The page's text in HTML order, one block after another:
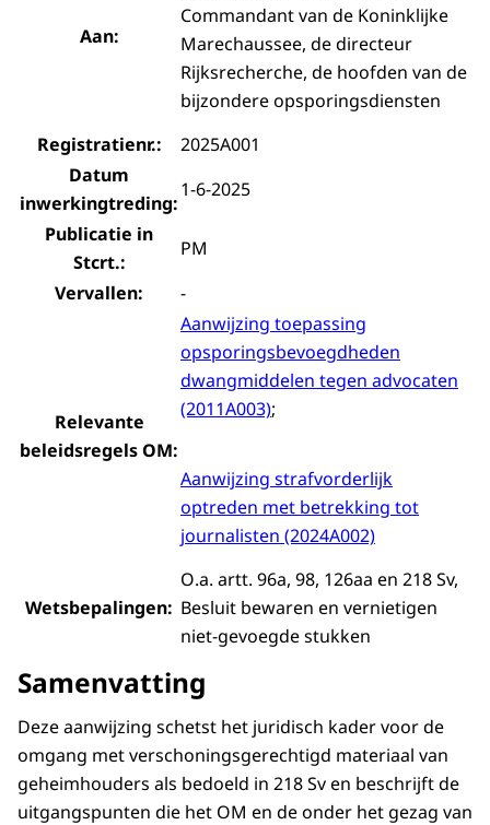
Aan:
Commandant van de Koninklijke
Marechaussee, de directeur
Rijksrecherche, de hoofden van de
bijzondere opsporingsdiensten
Registratienr.:
2025A001
Datum
inwerkingtreding:
1-6-2025
Publicatie in
Stcrt.:
PM
Vervallen:
-
Relevante
beleidsregels OM:
Aanwijzing toepassing
opsporingsbevoegdheden
dwangmiddelen tegen advocaten
(2011A003);
Aanwijzing strafvorderlijk
optreden met betrekking tot
journalisten (2024A002)
Wetsbepalingen:
O.a. artt. 96a, 98, 126aa en 218 Sv,
Besluit bewaren en vernietigen
niet-gevoegde stukken
Samenvatting
Deze aanwijzing schetst het juridisch kader voor de
omgang met verschoningsgerechtigd materiaal van
geheimhouders als bedoeld in 218 Sv en beschrijft de
uitgangspunten die het OM en de onder het gezag van